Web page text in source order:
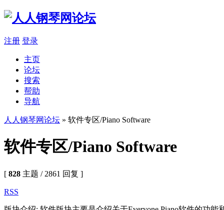
注册 登录
主页
论坛
搜索
帮助
导航
人人钢琴网论坛 » 软件专区/Piano Software
软件专区/Piano Software
[ 828 主题 / 2861 回复 ]
RSS